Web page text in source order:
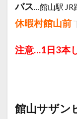
バス
…館山駅
休暇村館山前
注意…1日3本
館山サザン